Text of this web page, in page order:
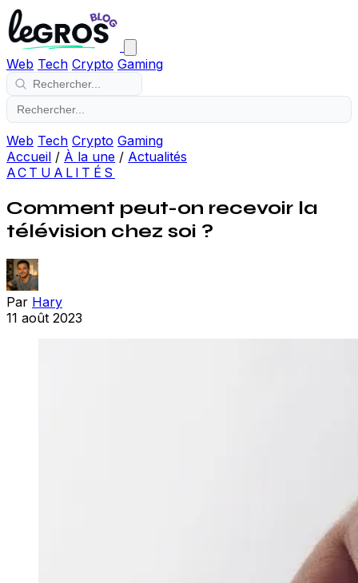
Web Tech Crypto Gaming
Web Tech Crypto Gaming
Accueil / À la une / Actualités
ACTUALITÉS
Comment peut-on recevoir la
télévision chez soi ?
Par Hary
11 août 2023